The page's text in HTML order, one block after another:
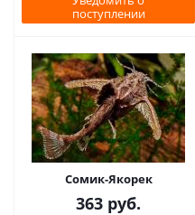
поступлении
Сомик-Якорек
363 руб.